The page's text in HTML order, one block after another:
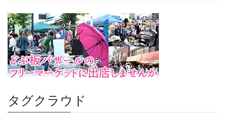
タグクラウド